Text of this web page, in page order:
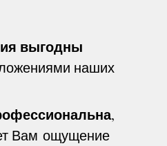
выгодны
наших
,
Вам ощущение